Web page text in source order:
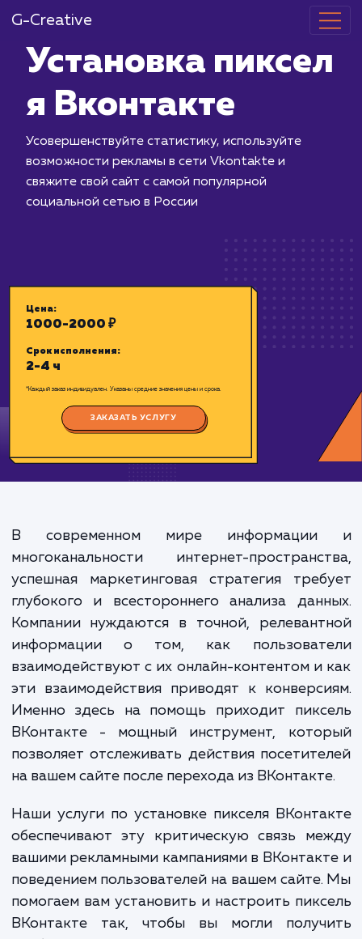
G-Creative
Установка
я Вконтакте
Усовершенствуйте статистику,
Цена:
*Каждый заказ индивидуален. Указаны средние значения цены и срока.
ЗАКАЗАТЬ УСЛУГУ
В современном мире
многоканальности интернет-
успешная маркетинговая стратегия
глубокого и всестороннего анализа
Компании нуждаются в точной,
информации о том, как
взаимодействуют с их онлайн-контентом и
эти взаимодействия приводят к
ВКонтакте - мощный инструмент,
позволяет отслеживать действия
на вашем сайте после перехода из
Наши услуги по установке пикселя
обеспечивают эту критическую связь